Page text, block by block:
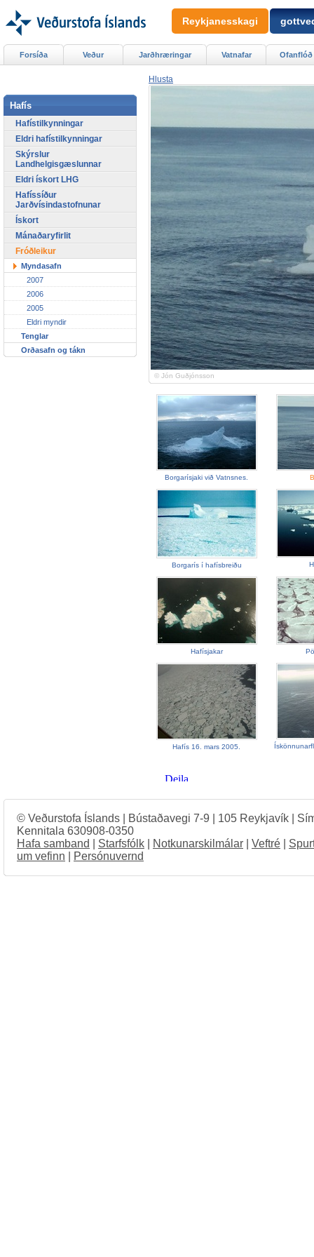
Hlusta
© Jón Guðjónsson
Borgarísjaki við Vatnsnes.
Borgarís í hafísbreiðu
Hafísjakar
Hafís 16. mars 2005.
Forsíða Veður Jarðhræringar Vatnafar Ofanflóð
Hafís
Hafístilkynningar
Eldri hafístilkynningar
Skýrslur
Landhelgisgæslunnar
Eldri ískort LHG
Hafíssíður
Jarðvísindastofnunar
Ískort
Mánaðaryfirlit
Fróðleikur
Myndasafn
2007
2006
2005
Eldri myndir
Tenglar
Orðasafn og tákn
Reykjanesskagi
© Veðurstofa Íslands | Bústaðavegi 7-9 | 105 Reykjavík |
Kennitala 630908-0350
Hafa samband
Starfsfólk Notkunarskilmálar Veftré
um vefinn
Persónuvernd